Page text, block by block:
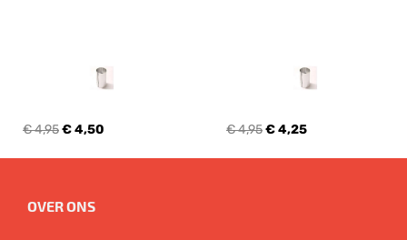
€ 4,95€ 4,50 € 4,95€ 4,25
OVER ONS